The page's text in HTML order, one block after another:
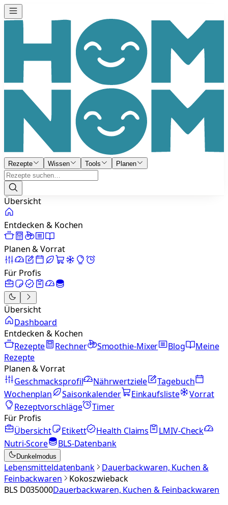
Rezepte Wissen Tools Planen
Übersicht
Entdecken & Kochen
Planen & Vorrat
Für Profis
Übersicht
Dashboard
Entdecken & Kochen
Rezepte
Rechner Smoothie-Mixer Blog
Meine
Rezepte
Planen & Vorrat
Geschmacksprofil
Nährwertziele
Tagebuch
Wochenplan
Saisonkalender Einkaufsliste
Vorrat
Rezeptvorschläge
Timer
Für Profis
Übersicht
Etikett Health Claims
LMIV-Check
Nutri-Score
BLS-Datenbank
Dunkelmodus
Lebensmitteldatenbank
Dauerbackwaren, Kuchen &
Feinbackwaren
Kokoszwieback
BLS D035000Dauerbackwaren, Kuchen & Feinbackwaren